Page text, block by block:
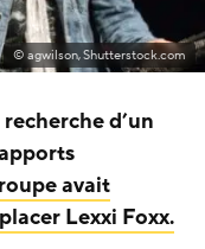
© agwilson, Shutterstock.com
d’un
avait
Lexxi Foxx.